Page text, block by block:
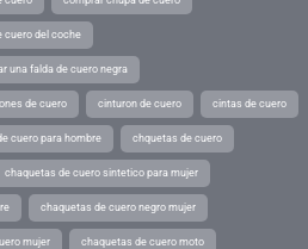
cuero del coche
una falda de cuero negra
de cuero cinturon de cuero cintas de cuero
cuero para hombre chquetas de cuero
chaquetas de cuero sintetico para mujer
chaquetas de cuero negro mujer
mujer chaquetas de cuero moto